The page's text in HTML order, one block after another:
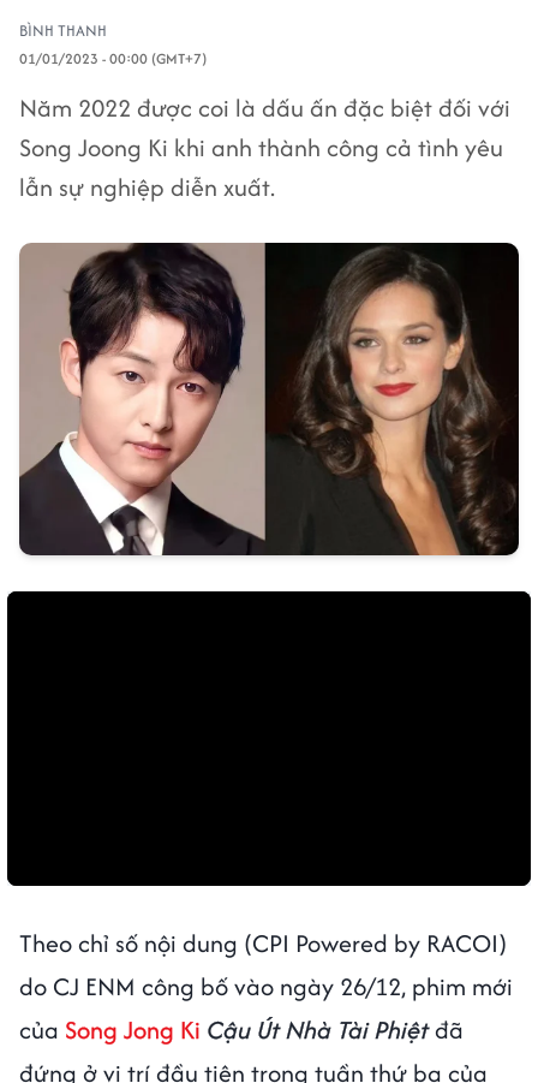
BÌNH THANH
01/01/2023 - 00:00 (GMT+7)
Năm 2022 được coi là dấu ấn đặc biệt đối với
Song Joong Ki khi anh thành công cả tình yêu
lẫn sự nghiệp diễn xuất.
Theo chỉ số nội dung (CPI Powered by RACOI)
do CJ ENM công bố vào ngày 26/12, phim mới
của Song Jong Ki Cậu Út Nhà Tài Phiệtđã
đứng ở vị trí đầu tiên trong tuần thứ ba của